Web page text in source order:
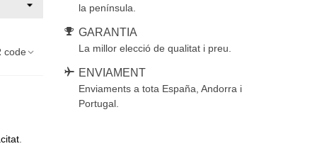
code
.
la península.
GARANTIA
La millor elecció de qualitat i preu.
ENVIAMENT
Enviaments a tota España, Andorra i
Portugal.